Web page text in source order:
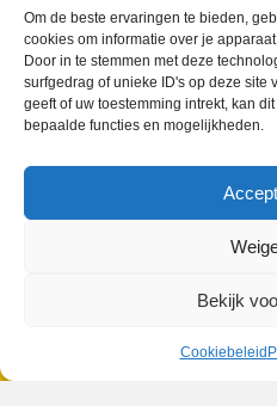
Om de beste ervaringen te bieden,
cookies om informatie over je
Door in te stemmen met deze
surfgedrag of unieke ID's op deze site
geeft of uw toestemming intrekt, kan
bepaalde functies en mogelijkheden.
Bekijk
Cookiebeleid
VV Reiger Boys
De Wending, Lotte Beesedijk 1
1705 NA Heerhugowaard
Google maps route
Reglementen